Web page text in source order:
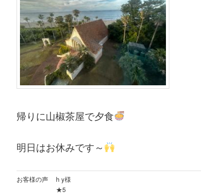
帰りに山椒茶屋で夕食
明日はお休みです～
お客様の声
h y様
★5